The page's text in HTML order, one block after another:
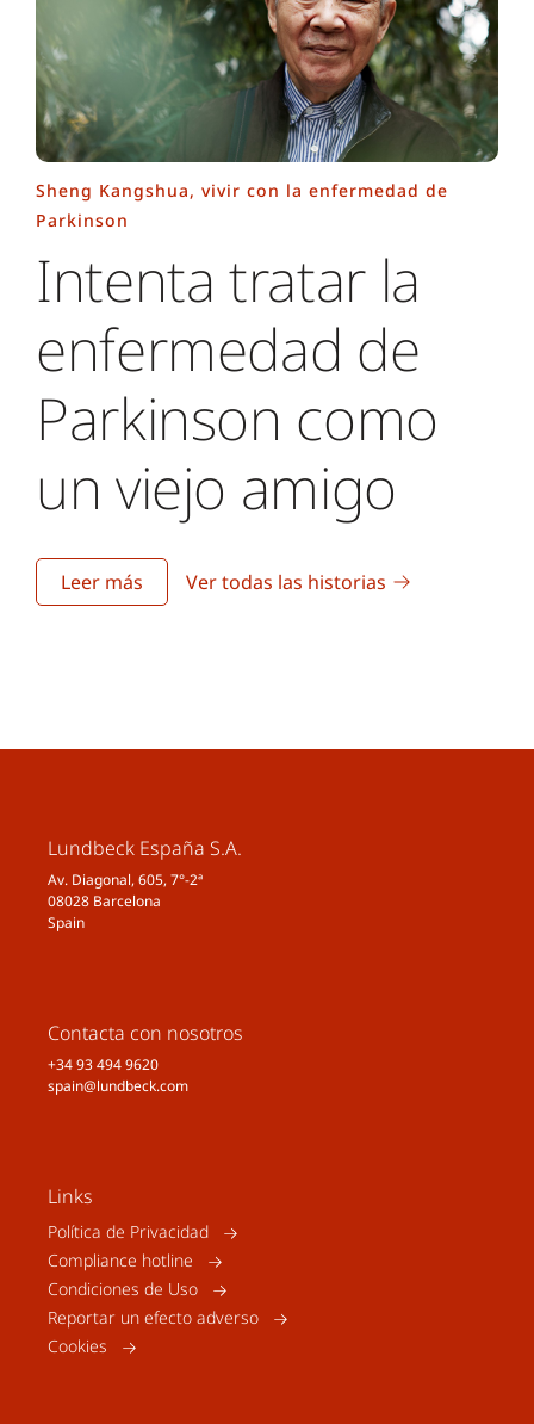
Sheng Kangshua, vivir con la enfermedad de
Parkinson
Intenta tratar la
enfermedad de
Parkinson como
un viejo amigo
Leer más Ver todas las historias
Lundbeck España S.A.
Av. Diagonal, 605, 7°-2ª
08028 Barcelona
Spain
Contacta con nosotros
+34 93 494 9620
spain@lundbeck.com
Links
Política de Privacidad
Compliance hotline
Condiciones de Uso
Reportar un efecto adverso
Cookies